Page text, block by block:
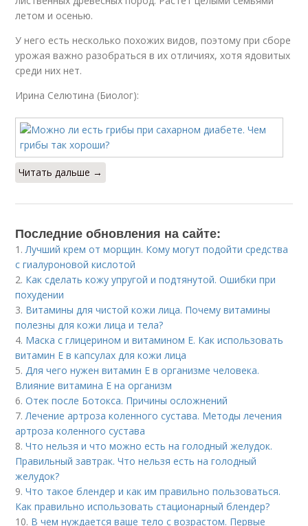
летом и осенью.
У него есть несколько похожих видов, поэтому при сборе
урожая важно разобраться в их отличиях, хотя ядовитых
среди них нет.
Ирина Селютина (Биолог):
Читать дальше →
Последние обновления на сайте:
1. Лучший крем от морщин. Кому могут подойти средства
с гиалуроновой кислотой
2. Как сделать кожу упругой и подтянутой. Ошибки при
похудении
3. Витамины для чистой кожи лица. Почему витамины
полезны для кожи лица и тела?
4. Маска с глицерином и витамином Е. Как использовать
витамин E в капсулах для кожи лица
5. Для чего нужен витамин Е в организме человека.
Влияние витамина E на организм
6.Отек после Ботокса. Причины осложнений
7. Лечение артроза коленного сустава. Методы лечения
артроза коленного сустава
8.Что нельзя и что можно есть на голодный желудок.
Правильный завтрак. Что нельзя есть на голодный
желудок?
9.Что такое блендер и как им правильно пользоваться.
Как правильно использовать стационарный блендер?
10. В чем нуждается ваше тело с возрастом. Первые